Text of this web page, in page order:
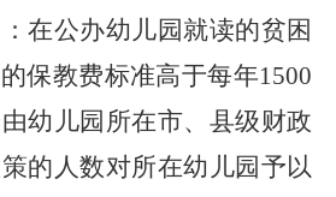
在公办幼儿园就读的贫困
保教费标准高于每年1500
幼儿园所在市、县级财政
的人数对所在幼儿园予以